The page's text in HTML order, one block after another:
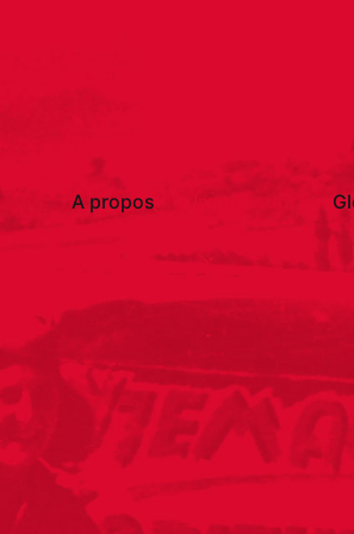
A propos Impressum